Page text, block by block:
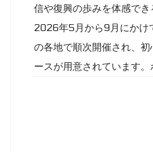
信や復興の歩みを体感でき
2026年5月から9月にかけ
の各地で順次開催され、
ースが用意されています。